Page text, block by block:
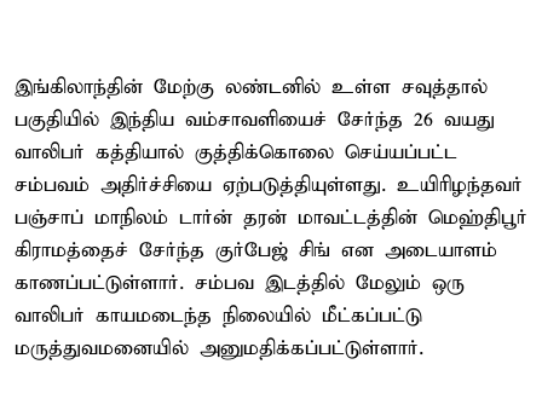
இங்கிலாந்தின் மேற்கு லண்டனில் உள்ள சவுத்தால்
பகுதியில் இந்திய வம்சாவளியைச் சேர்ந்த 26 வயது
வாலிபர் கத்தியால் குத்திக்கொலை செய்யப்பட்ட
சம்பவம் அதிர்ச்சியை ஏற்படுத்தியுள்ளது. உயிரிழந்தவர்
பஞ்சாப் மாநிலம் டார்ன் தரன் மாவட்டத்தின் மெஹ்திபூர்
கிராமத்தைச் சேர்ந்த குர்பேஜ் சிங் என அடையாளம்
காணப்பட்டுள்ளார். சம்பவ இடத்தில் மேலும் ஒரு
வாலிபர் காயமடைந்த நிலையில் மீட்கப்பட்டு
மருத்துவமனையில் அனுமதிக்கப்பட்டுள்ளார்.